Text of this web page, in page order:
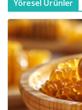
Yöresel Ürünler